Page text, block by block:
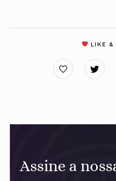
LIKE &
Assine a